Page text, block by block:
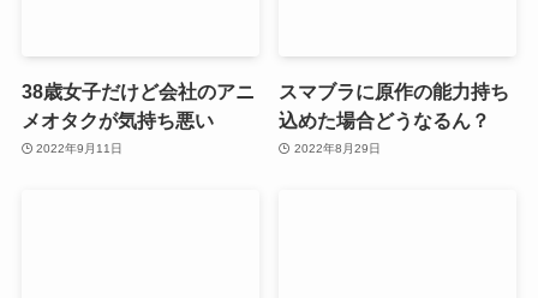
38歳女子だけど会社のアニ
メオタクが気持ち悪い
2022年9月11日
スマブラに原作の能力持ち
込めた場合どうなるん？
2022年8月29日